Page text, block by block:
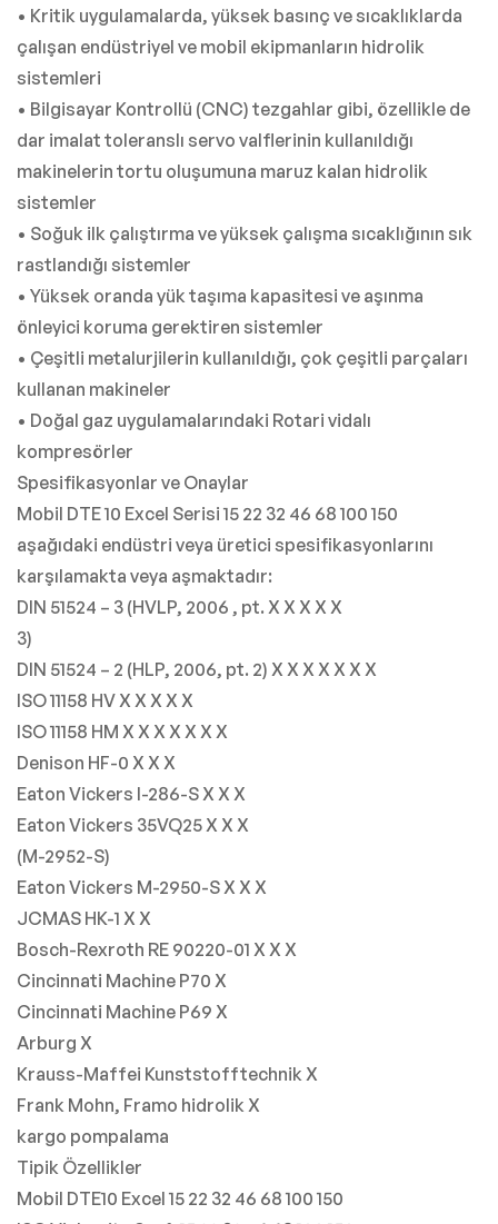
• Kritik uygulamalarda, yüksek basınç ve sıcaklıklarda
çalışan endüstriyel ve mobil ekipmanların hidrolik
sistemleri
• Bilgisayar Kontrollü (CNC) tezgahlar gibi, özellikle de
dar imalat toleranslı servo valflerinin kullanıldığı
makinelerin tortu oluşumuna maruz kalan hidrolik
sistemler
• Soğuk ilk çalıştırma ve yüksek çalışma sıcaklığının sık
rastlandığı sistemler
• Yüksek oranda yük taşıma kapasitesi ve aşınma
önleyici koruma gerektiren sistemler
• Çeşitli metalurjilerin kullanıldığı, çok çeşitli parçaları
kullanan makineler
• Doğal gaz uygulamalarındaki Rotari vidalı
kompresörler
Spesifikasyonlar ve Onaylar
Mobil DTE 10 Excel Serisi 15 22 32 46 68 100 150
aşağıdaki endüstri veya üretici spesifikasyonlarını
karşılamakta veya aşmaktadır:
DIN 51524 – 3 (HVLP, 2006 , pt. X X X X X
3)
DIN 51524 – 2 (HLP, 2006, pt. 2) X X X X X X X
ISO 11158 HV X X X X X
ISO 11158 HM X X X X X X X
Denison HF-0 X X X
Eaton Vickers I-286-S X X X
Eaton Vickers 35VQ25 X X X
(M-2952-S)
Eaton Vickers M-2950-S X X X
JCMAS HK-1 X X
Bosch-Rexroth RE 90220-01 X X X
Cincinnati Machine P70 X
Cincinnati Machine P69 X
Arburg X
Krauss-Maffei Kunststofftechnik X
Frank Mohn, Framo hidrolik X
kargo pompalama
Tipik Özellikler
Mobil DTE10 Excel 15 22 32 46 68 100 150